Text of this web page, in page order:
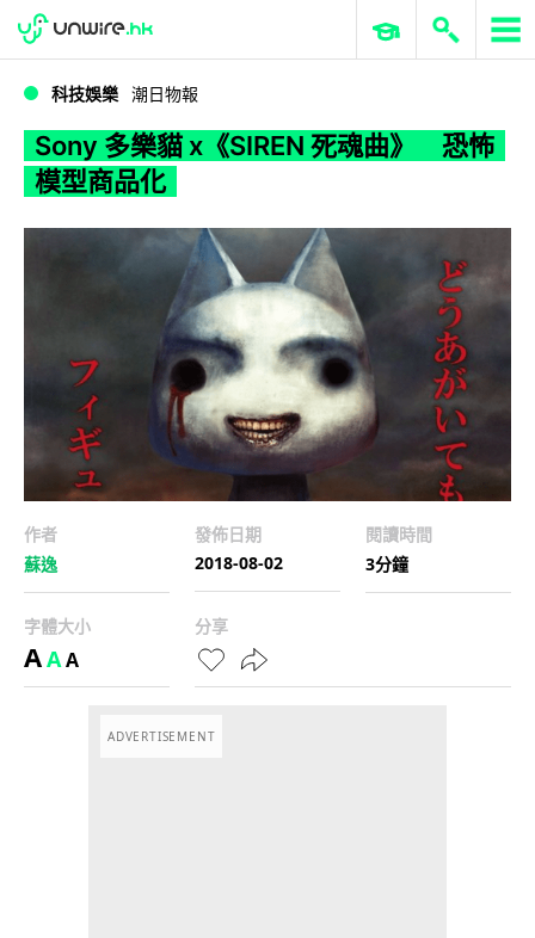
WWDC 2026 ERP 與商業 AI
科技娛樂 潮日物報
Sony 多樂貓 x《SIREN 死魂曲》 恐怖
模型商品化
作者
蘇逸
發佈日期
2018-08-02
閱讀時間
3分鐘
字體大小
AAA
分享
ADVERTISEMENT